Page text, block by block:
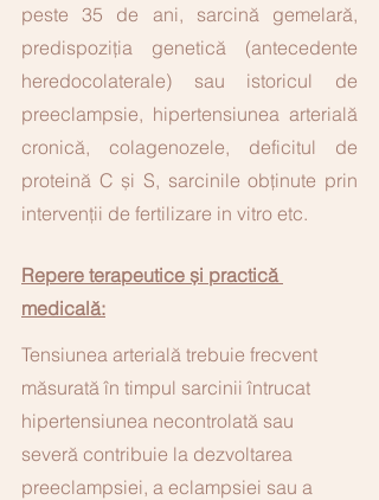
peste 35 de ani, sarcină gemelară,
predispoziția genetică (antecedente
heredocolaterale) sau istoricul de
preeclampsie, hipertensiunea arterială
cronică, colagenozele, deficitul de
proteină C și S, sarcinile obținute prin
intervenții de fertilizare in vitro etc.
Repere terapeutice și practică
medicală:
Tensiunea arterială trebuie frecvent
măsurată în timpul sarcinii întrucat
hipertensiunea necontrolată sau
severă contribuie la dezvoltarea
preeclampsiei, a eclampsiei sau a